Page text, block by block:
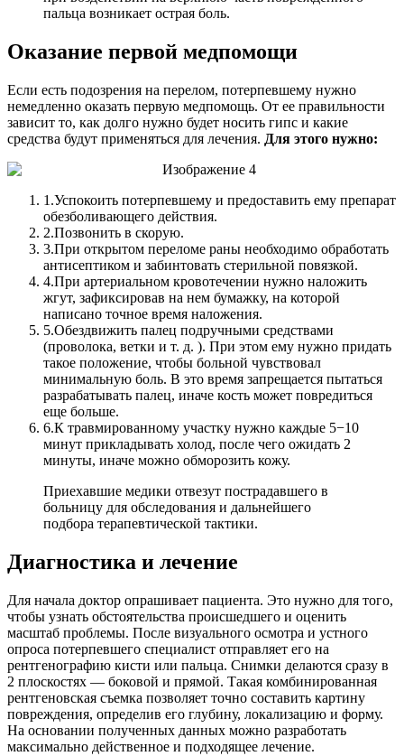
пальца возникает острая боль.
Оказание первой медпомощи
Если есть подозрения на перелом, потерпевшему нужно
немедленно оказать первую медпомощь. От ее правильности
зависит то, как долго нужно будет носить гипс и какие
средства будут применяться для лечения. Для этого нужно:
1.Успокоить потерпевшему и предоставить ему препарат
обезболивающего действия.
2.Позвонить в скорую.
3.При открытом переломе раны необходимо обработать
антисептиком и забинтовать стерильной повязкой.
4.При артериальном кровотечении нужно наложить
жгут, зафиксировав на нем бумажку, на которой
написано точное время наложения.
5.Обездвижить палец подручными средствами
(проволока, ветки и т. д. ). При этом ему нужно придать
такое положение, чтобы больной чувствовал
минимальную боль. В это время запрещается пытаться
разрабатывать палец, иначе кость может повредиться
еще больше.
6.К травмированному участку нужно каждые 5−10
минут прикладывать холод, после чего ожидать 2
минуты, иначе можно обморозить кожу.
Приехавшие медики отвезут пострадавшего в
больницу для обследования и дальнейшего
подбора терапевтической тактики.
Диагностика и лечение
Для начала доктор опрашивает пациента. Это нужно для того,
чтобы узнать обстоятельства происшедшего и оценить
масштаб проблемы. После визуального осмотра и устного
опроса потерпевшего специалист отправляет его на
рентгенографию кисти или пальца. Снимки делаются сразу в
2 плоскостях — боковой и прямой. Такая комбинированная
рентгеновская съемка позволяет точно составить картину
повреждения, определив его глубину, локализацию и форму.
На основании полученных данных можно разработать
максимально действенное и подходящее лечение.